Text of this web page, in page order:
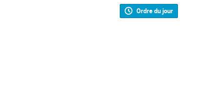
Ordre du jour